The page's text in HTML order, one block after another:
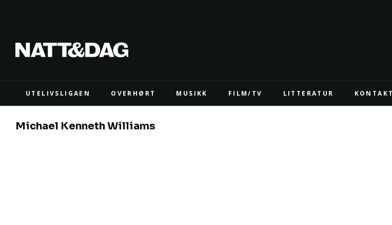
UTELIVSLIGAEN OVERHØRT MUSIKK FILM/TV LITTERATUR
Michael Kenneth Williams